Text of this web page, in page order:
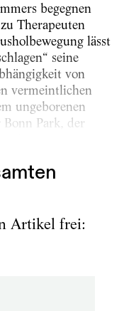
begegnen
Therapeuten
lässt
seine
von
vermeintlichen
ungeborenen
Park, der
Artikel frei: